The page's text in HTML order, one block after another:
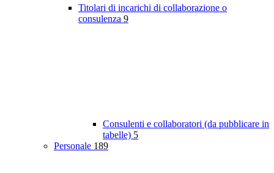
Titolari di incarichi di collaborazione o
consulenza 9
Consulenti e collaboratori (da pubblicare in
tabelle) 5
Personale 189